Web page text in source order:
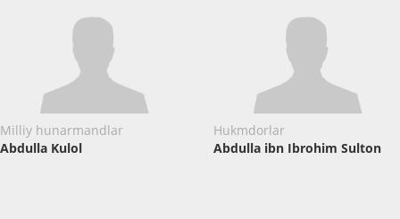
Milliy hunarmandlar
Abdulla Kulol
Hukmdorlar
Abdulla ibn Ibrohim Sulton